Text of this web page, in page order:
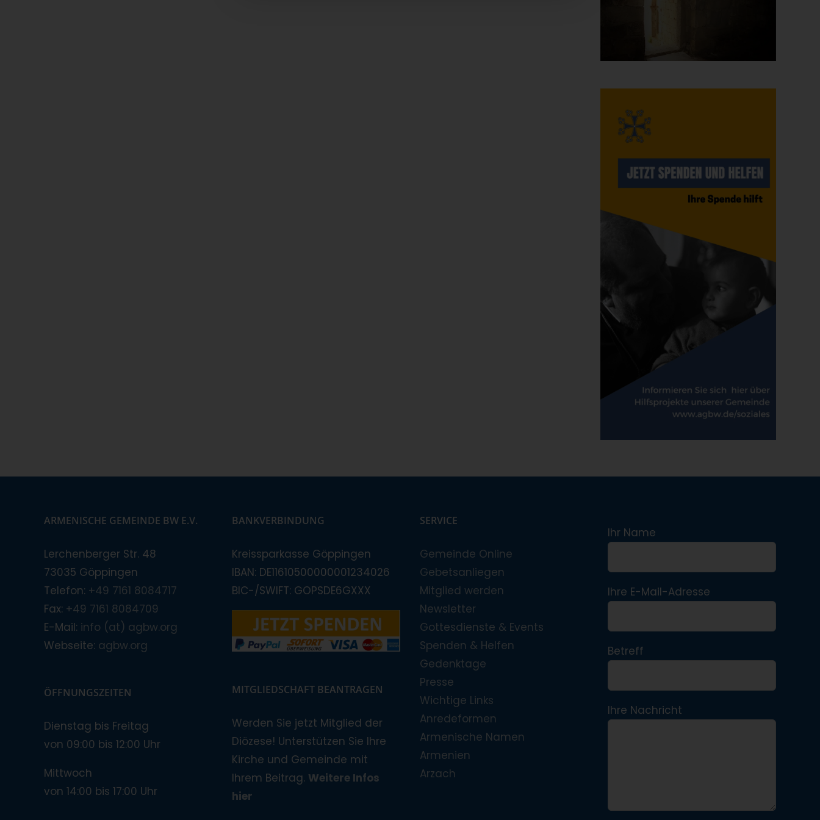
ARMENISCHE GEMEINDE BW E.V.
Lerchenberger Str. 48
73035 Göppingen
Telefon: +49 7161 8084717
Fax: +49 7161 8084709
E-Mail: info (at) agbw.org
Webseite: agbw.org
ÖFFNUNGSZEITEN
Dienstag bis Freitag
von 09:00 bis 12:00 Uhr
Mittwoch
von 14:00 bis 17:00 Uhr
BANKVERBINDUNG
Kreissparkasse Göppingen
IBAN: DE11610500000001234026
BIC-/SWIFT: GOPSDE6GXXX
MITGLIEDSCHAFT BEANTRAGEN
Werden Sie jetzt Mitglied der
Diözese! Unterstützen Sie Ihre
Kirche und Gemeinde mit
Ihrem Beitrag. Weitere Infos
hier
SERVICE
Gemeinde Online
Gebetsanliegen
Mitglied werden
Newsletter
Gottesdienste & Events
Spenden & Helfen
Gedenktage
Presse
Wichtige Links
Anredeformen
Armenische Namen
Armenien
Arzach
Ihr Name
Ihre E-Mail-Adresse
Betreff
Ihre Nachricht